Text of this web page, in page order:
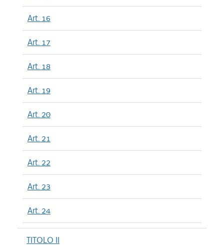
Art. 16
Art. 17
Art. 18
Art. 19
Art. 20
Art. 21
Art. 22
Art. 23
Art. 24
TITOLO II